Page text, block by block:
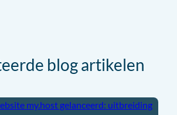
blog artikelen